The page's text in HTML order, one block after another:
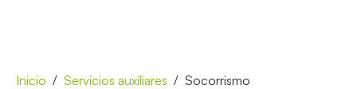
Inicio Servicios auxiliares Socorrismo